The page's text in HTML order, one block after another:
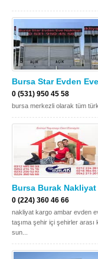
Bursa Star Evden
0 (531) 950 45 58
bursa merkezli olarak tüm
Bursa Burak Nakliyat
0 (224) 360 46 66
nakliyat kargo ambar evden
taşıma şehir içi şehirler arası
sun...